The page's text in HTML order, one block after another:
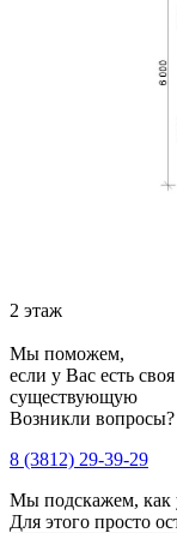
2 этаж
Мы поможем,
если у Вас есть
существующую
Возникли
8 (3812) 29-39-29
Мы подскажем, как
Для этого просто